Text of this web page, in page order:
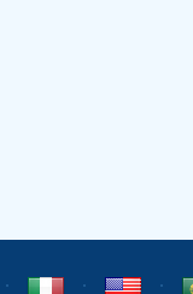
⋅ ⋅ ⋅